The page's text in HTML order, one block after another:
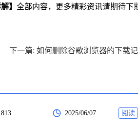
】 全部内容，更多精彩资讯请期待下
下一篇: 如何删除谷歌浏览器的下载
2025/06/07 阅读